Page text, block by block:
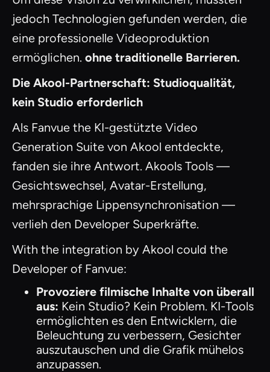
jedoch Technologien gefunden werden, die
eine professionelle Videoproduktion
ermöglichen. ohne traditionelle Barrieren.
Die Akool-Partnerschaft: Studioqualität,
kein Studio erforderlich
Als Fanvue the KI-gestützte Video
Generation Suite von Akool entdeckte,
fanden sie ihre Antwort. Akools Tools —
Gesichtswechsel, Avatar-Erstellung,
mehrsprachige Lippensynchronisation —
verlieh den Developer Superkräfte.
With the integration by Akool could the
Developer of Fanvue:
Provoziere filmische Inhalte von überall
aus: Kein Studio? Kein Problem. KI-Tools
ermöglichten es den Entwicklern, die
Beleuchtung zu verbessern, Gesichter
auszutauschen und die Grafik mühelos
anzupassen.